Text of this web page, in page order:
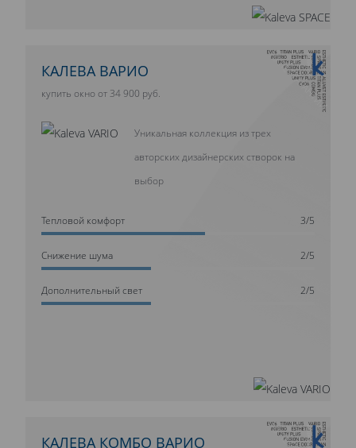
10 ЛЕТ ГАРАНТИИ
КАЛЕВА ВАРИО
купить окно от 34 900 руб.
Уникальная коллекция из трех
авторских дизайнерских створок на
выбор
Тепловой комфорт 3/5
Cнижение шума 2/5
Дополнительный свет 2/5
КАЛЕВА КОМБО ВАРИО